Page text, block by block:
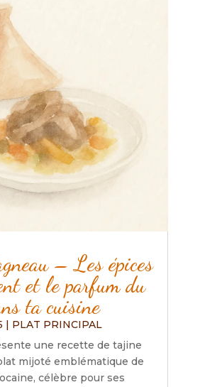
– Les épices
et le parfum du
ta cuisine
| PLAT PRINCIPAL
une recette de tajine
mijoté emblématique de
célèbre pour ses